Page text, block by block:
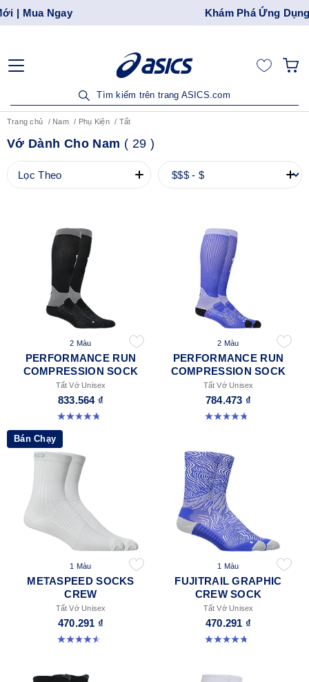
Khám Phá Ứng Dụng ASICS SEA | Tải Ngay!
Tìm kiếm trên trang ASICS.com
Trang chủ Nam Phụ Kiện Tất
Vớ Dành Cho Nam ( 29 )
Lọc Theo
2 Màu
PERFORMANCE RUN
COMPRESSION SOCK
Tất Vớ Unisex
833.564 ₫
4.8 trong số 5 sao. 28 đánh giá
2 Màu
PERFORMANCE RUN
COMPRESSION SOCK
Tất Vớ Unisex
784.473 ₫
4.8 trong số 5 sao. 28 đánh giá
Bán Chạy
1 Màu
METASPEED SOCKS
CREW
Tất Vớ Unisex
470.291 ₫
4.5 trong số 5 sao. 52 đánh giá
1 Màu
FUJITRAIL GRAPHIC
CREW SOCK
Tất Vớ Unisex
470.291 ₫
4.8 trong số 5 sao. 69 đánh giá